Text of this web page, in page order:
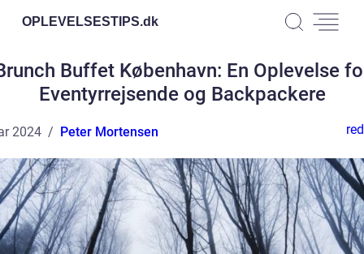
OPLEVELSESTIPS.dk
Buffet København: En Oplevelse
Eventyrrejsende og Backpackere
2024 Peter Mortensen